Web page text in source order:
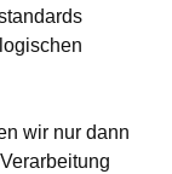
wir nur dann